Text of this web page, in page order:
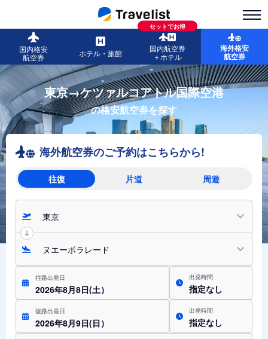
国内格安
航空券
ホテル・旅館
セットでお得
国内航空券
＋ホテル
海外格安
航空券
東京→ケツァルコアトル国際空港
の格安航空券を探す
海外航空券のご予約はこちらから!
往復 片道 周遊
東京
ヌエーボラレード
往路出発日
2026年8月8日(土）
出発時間
指定なし
復路出発日
2026年8月9日(日）
出発時間
指定なし